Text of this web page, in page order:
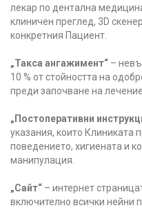
лекар по дентална
клиничен преглед, 3D
конкретния Пациент.
„Такса ангажимент“ –
10 % от стойността на
преди започване на
„Постоперативни
указания, които Клиниката
поведението, хигиената и
манипулация.
„Сайт“ – интернет
включително всички нейни